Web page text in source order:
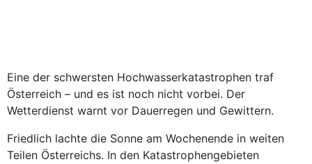
Eine der schwersten Hochwasserkatastrophen traf
Österreich – und es ist noch nicht vorbei. Der
Wetterdienst warnt vor Dauerregen und Gewittern.
Friedlich lachte die Sonne am Wochenende in weiten
Teilen Österreichs. In den Katastrophengebieten